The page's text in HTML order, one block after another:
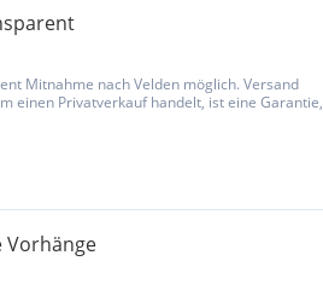
Mitnahme nach Velden möglich. Versand
einen Privatverkauf handelt, ist eine Garantie,
Vorhänge